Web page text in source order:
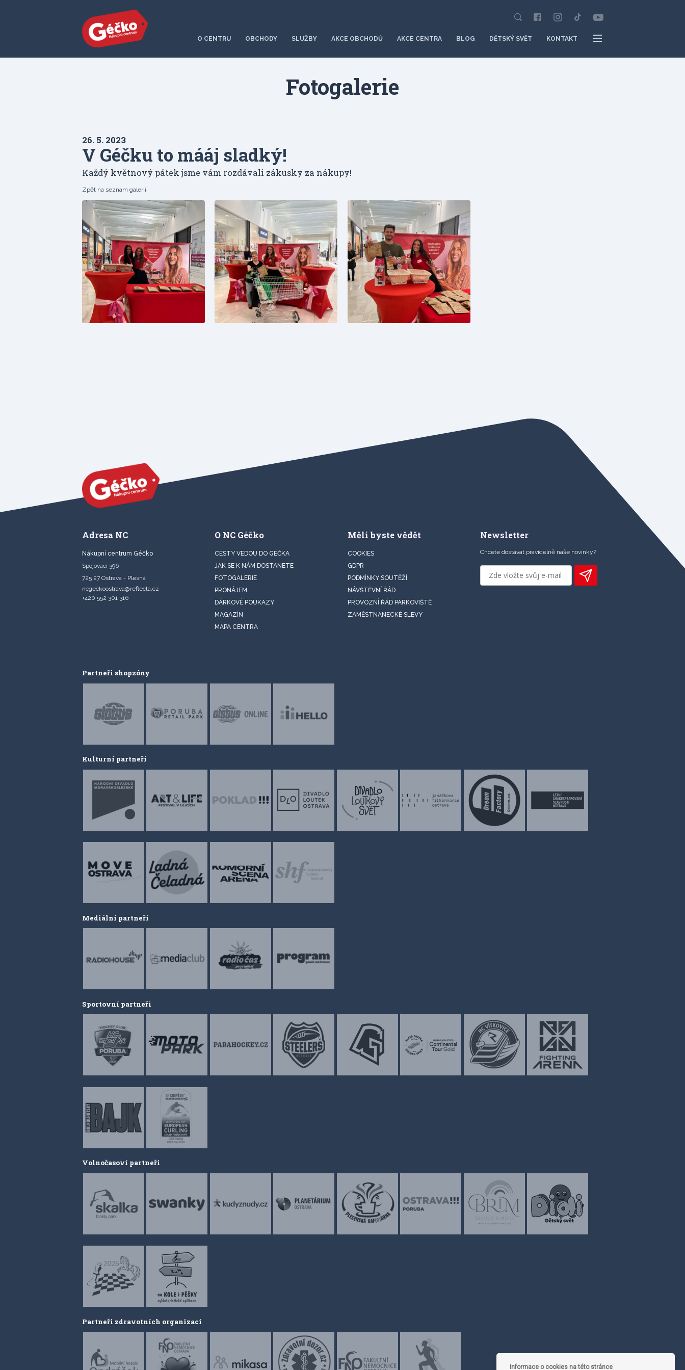
O CENTRU OBCHODY SLUŽBY AKCE OBCHODŮ AKCE CENTRA BLOG DĚTSKÝ SVĚT KONTAKT
Fotogalerie
26. 5. 2023
V Géčku to mááj sladký!
Každý květnový pátek jsme vám rozdávali zákusky za nákupy!
Zpět na seznam galerií
Adresa NC
Nákupní centrum Géčko
Spojovací 396
725 27 Ostrava - Plesná
ncgeckoostrava@reflecta.cz
+420 552 301 316
O NC Géčko
CESTY VEDOU DO GÉČKA
JAK SE K NÁM DOSTANETE
FOTOGALERIE
PRONÁJEM
DÁRKOVÉ POUKAZY
MAGAZÍN
MAPA CENTRA
Měli byste vědět
COOKIES
GDPR
PODMÍNKY SOUTĚŽÍ
NÁVŠTĚVNÍ ŘÁD
PROVOZNÍ ŘÁD PARKOVIŠTĚ
ZAMĚSTNANECKÉ SLEVY
Newsletter
Chcete dostávat pravidelně naše novinky?
Partneři shopzóny
Kulturní partneři
Mediální partneři
Sportovní partneři
Volnočasoví partneři
Partneři zdravotních organizací
Informace o cookies na této stránce